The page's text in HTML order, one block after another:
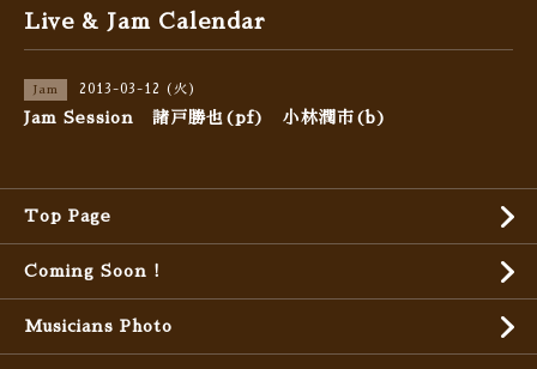
Live & Jam Calendar
Jam 2013-03-12 (火)
Jam Session 諸戸勝也(pf) 小林潤市(b)
Top Page
Coming Soon !
Musicians Photo